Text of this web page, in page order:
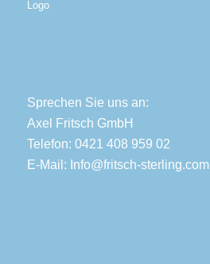
Sprechen Sie uns an:
Axel Fritsch GmbH
Telefon: 0421 408 959 02
E-Mail: Info@fritsch-sterling.com